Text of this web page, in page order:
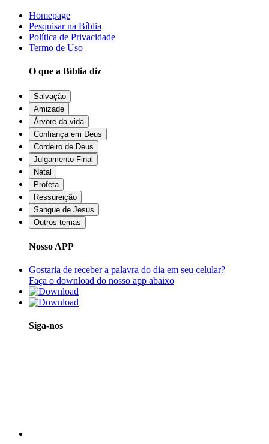
Homepage
Pesquisar na Bíblia
Política de Privacidade
Termo de Uso
O que a Bíblia diz
Salvação
Amizade
Árvore da vida
Confiança em Deus
Cordeiro de Deus
Julgamento Final
Natal
Profeta
Ressureição
Sangue de Jesus
Outros temas
Nosso APP
Gostaria de receber a palavra do dia em seu celular?
Faça o download do nosso app abaixo
Siga-nos